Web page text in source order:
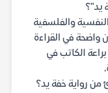
يد"؟
والفلسفية
واضحة في القراءة
الكاتب في
من رواية خفة يد؟